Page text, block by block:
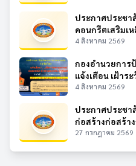
ประกาศประชา
คอนกรีตเสริมเ
4 สิงหาคม 2569
กองอำนวยการ
แจ้งเตือน เฝ้าร
4 สิงหาคม 2569
ประกาศประชา
ก่อสร้างก่อสร้า
27 กรกฎาคม 2569